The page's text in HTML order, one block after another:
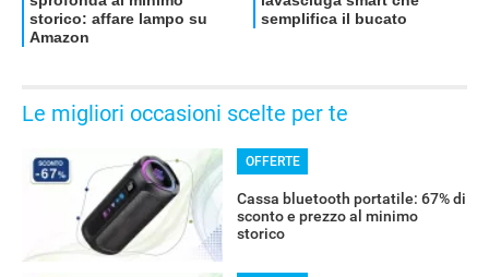
Le migliori occasioni scelte per te
OFFERTE
Cassa bluetooth portatile: 67% di
sconto e prezzo al minimo
storico